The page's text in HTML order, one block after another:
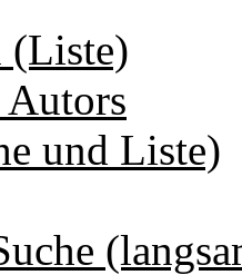
(Liste)
und Liste)